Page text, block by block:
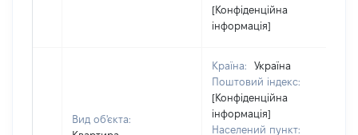
[Конфіденційна
інформація]
Вид об'єкта:
Країна:
Україна
Поштовий індекс:
[Конфіденційна
інформація]
Населений пункт: